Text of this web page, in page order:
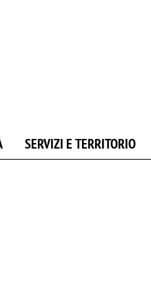
SERVIZI E TERRITORIO